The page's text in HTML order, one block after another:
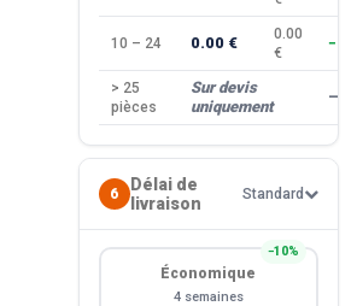
10 – 24 0.00 €
0.00
€
> 25
pièces
Sur devis
uniquement
—
6
Délai de
livraison
Standard
−10%
Économique
4 semaines